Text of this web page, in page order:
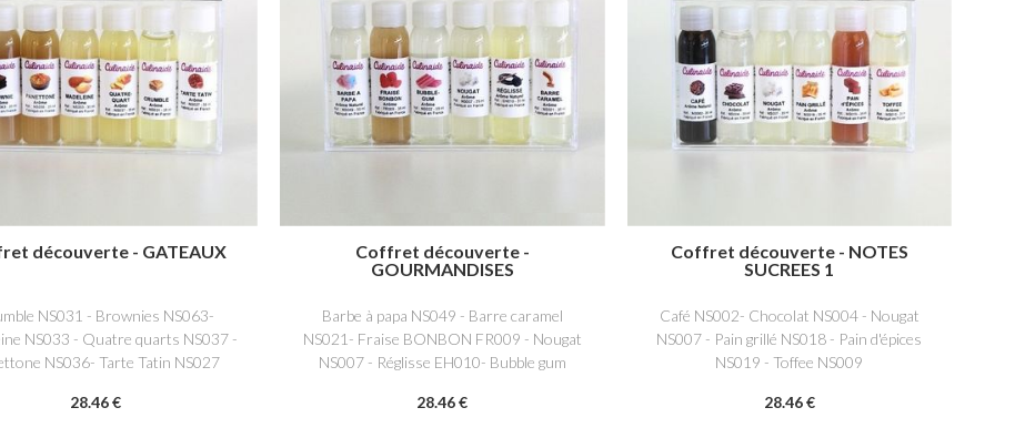
découverte - GATEAUX
NS031 - Brownies NS063-
NS033 - Quatre quarts NS037 -
NS036- Tarte Tatin NS027
28.46€
Coffret découverte -
GOURMANDISES
Barbe à papa NS049 - Barre caramel
NS021- Fraise BONBON FR009 - Nougat
NS007 - Réglisse EH010- Bubble gum
28.46€
Coffret découverte - NOTES
SUCREES 1
Café NS002- Chocolat NS004 - Nougat
NS007 - Pain grillé NS018 - Pain d'épices
NS019 - Toffee NS009
28.46€